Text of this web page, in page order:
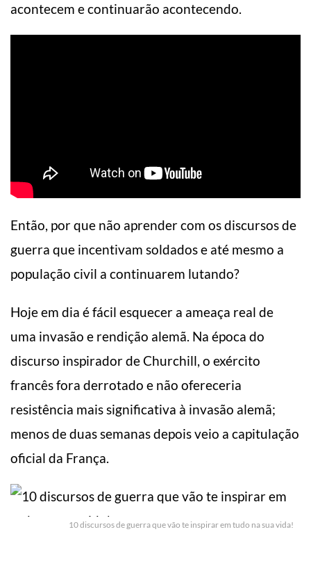
acontecem e continuarão acontecendo.
Então, por que não aprender com os discursos de
guerra que incentivam soldados e até mesmo a
população civil a continuarem lutando?
Hoje em dia é fácil esquecer a ameaça real de
uma invasão e rendição alemã. Na época do
discurso inspirador de Churchill, o exército
francês fora derrotado e não ofereceria
resistência mais significativa à invasão alemã;
menos de duas semanas depois veio a capitulação
oficial da França.
10 discursos de guerra que vão te inspirar em tudo na sua vida!